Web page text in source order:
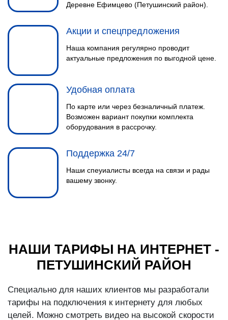
Деревне Ефимцево (Петушинский район).
Акции и спецпредложения
Наша компания регулярно проводит
актуальные предложения по выгодной цене.
Удобная оплата
По карте или через безналичный платеж.
Возможен вариант покупки комплекта
оборудования в рассрочку.
Поддержка 24/7
Наши спеуиалисты всегда на связи и рады
вашему звонку.
НАШИ ТАРИФЫ НА ИНТЕРНЕТ -
ПЕТУШИНСКИЙ РАЙОН
Специально для наших клиентов мы разработали
тарифы на подключения к интернету для любых
целей. Можно смотреть видео на высокой скорости